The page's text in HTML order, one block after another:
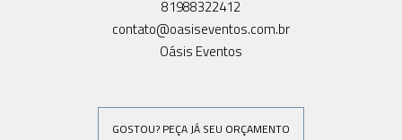
81988322412
contato@oasiseventos.com.br
Oásis Eventos
GOSTOU? PEÇA JÁ SEU ORÇAMENTO